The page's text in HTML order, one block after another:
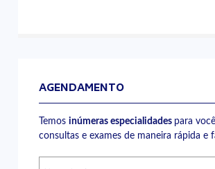
AGENDAMENTO
Temosinúmeras especialidades para
consultas e exames de maneira rápida e